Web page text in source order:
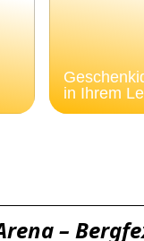
in Ihrem
–